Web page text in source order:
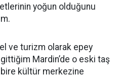
yoğun olduğunu
ve turizm olarak epey
Mardin’de o eski taş
bire kültür merkezine